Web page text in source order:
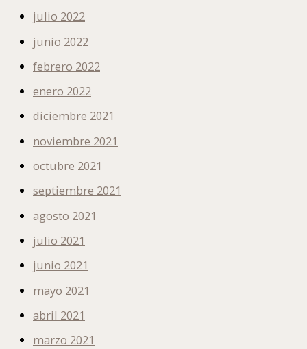
julio 2022
junio 2022
febrero 2022
enero 2022
diciembre 2021
noviembre 2021
octubre 2021
septiembre 2021
agosto 2021
julio 2021
junio 2021
mayo 2021
abril 2021
marzo 2021